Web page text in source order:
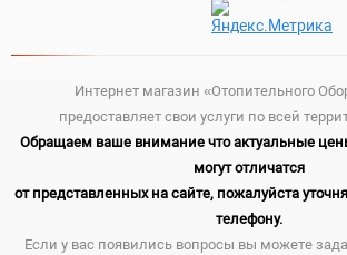
Интернет магазин «Отопительного
предоставляет свои услуги по всей
Обращаем ваше внимание что актуальные
могут отличатся
от представленных на сайте, пожалуйста
телефону.
Если у вас появились вопросы вы можете